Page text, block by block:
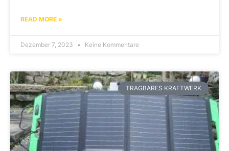
READ MORE »
Dezember 7, 2023 Keine Kommentare
TRAGBARES KRAFTWERK